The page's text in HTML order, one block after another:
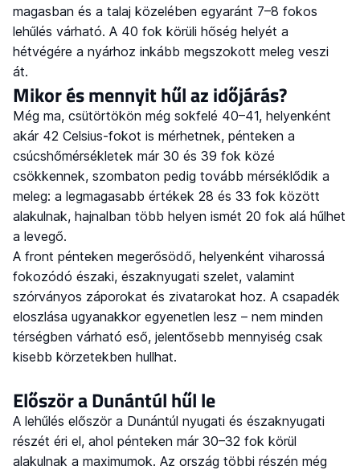
magasban és a talaj közelében egyaránt 7–8 fokos
lehűlés várható. A 40 fok körüli hőség helyét a
hétvégére a nyárhoz inkább megszokott meleg veszi
át.
Mikor és mennyit hűl az időjárás?
Még ma, csütörtökön még sokfelé 40–41, helyenként
akár 42 Celsius-fokot is mérhetnek, pénteken a
csúcshőmérsékletek már 30 és 39 fok közé
csökkennek, szombaton pedig tovább mérséklődik a
meleg: a legmagasabb értékek 28 és 33 fok között
alakulnak, hajnalban több helyen ismét 20 fok alá hűlhet
a levegő.
A front pénteken megerősödő, helyenként viharossá
fokozódó északi, északnyugati szelet, valamint
szórványos záporokat és zivatarokat hoz. A csapadék
eloszlása ugyanakkor egyenetlen lesz – nem minden
térségben várható eső, jelentősebb mennyiség csak
kisebb körzetekben hullhat.
Először a Dunántúl hűl le
A lehűlés először a Dunántúl nyugati és északnyugati
részét éri el, ahol pénteken már 30–32 fok körül
alakulnak a maximumok. Az ország többi részén még